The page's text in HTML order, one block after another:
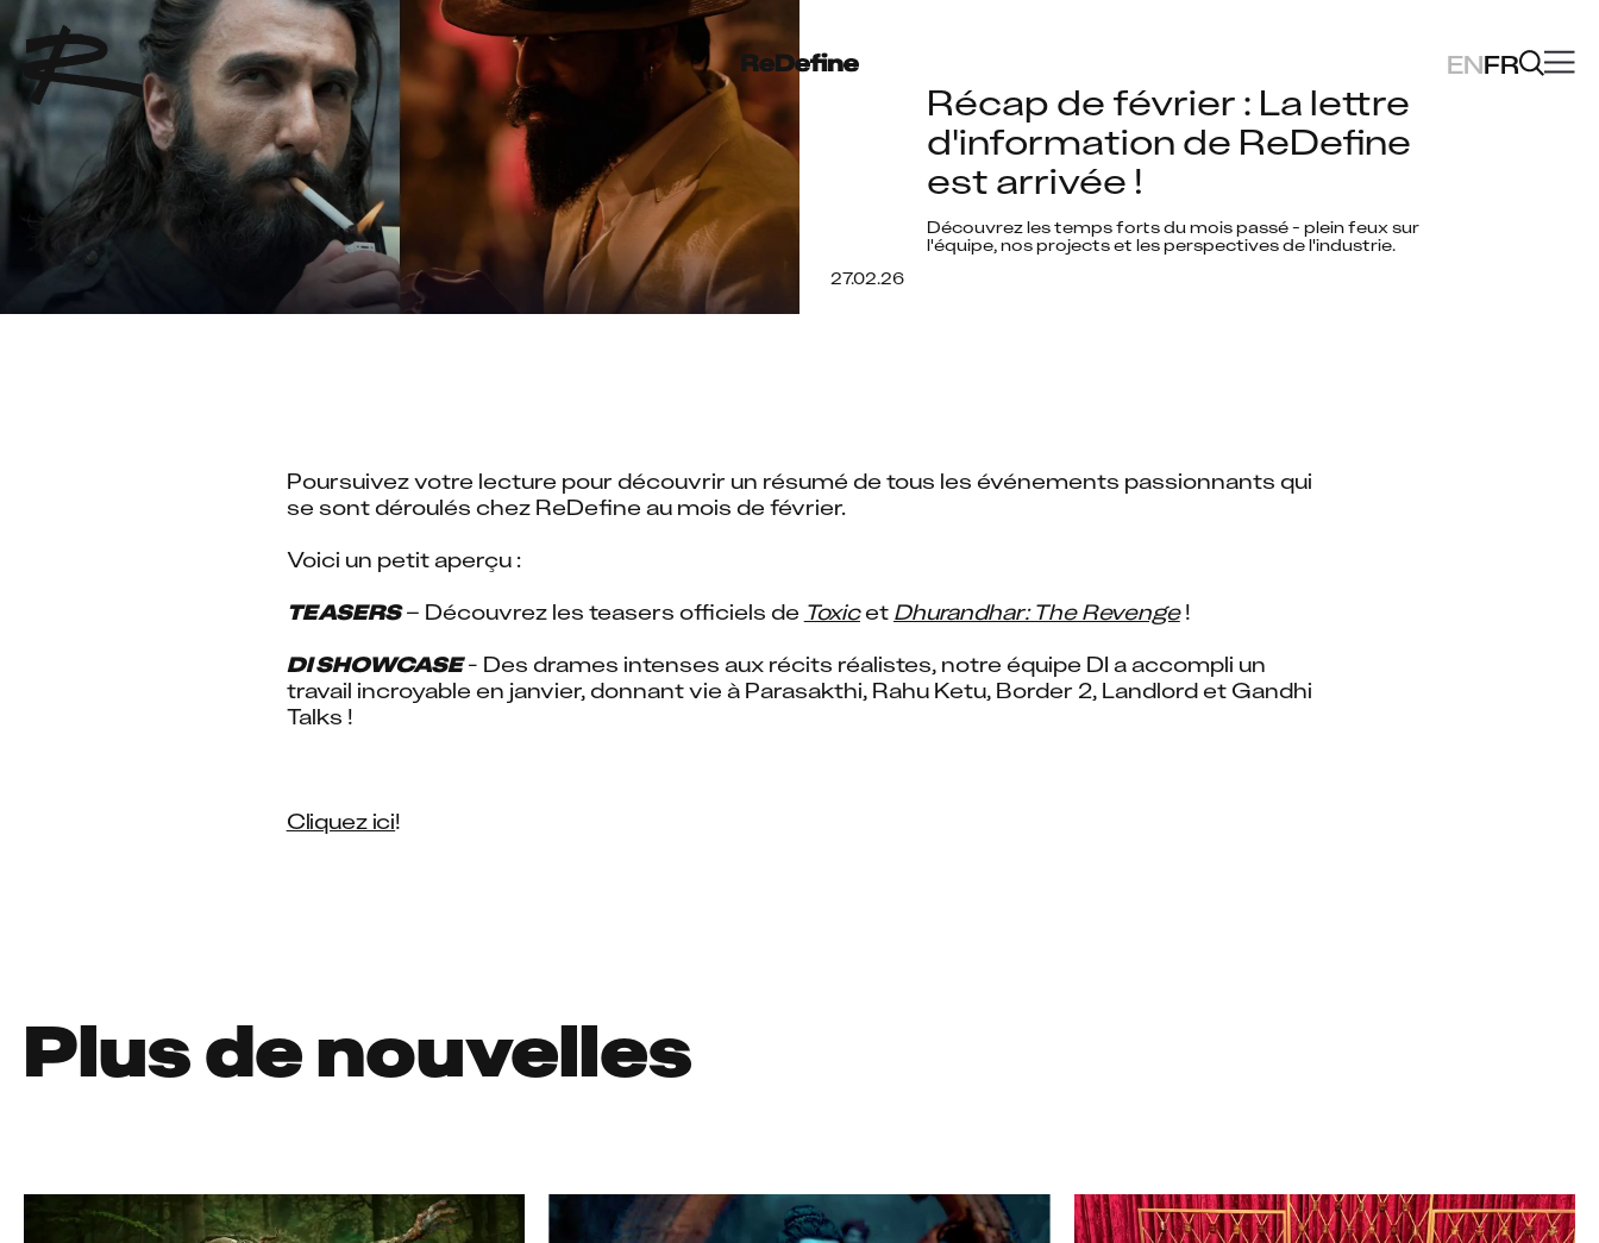
ENFR
27.02.26
Récap de février : La lettre
d'information de ReDefine
est arrivée !
Découvrez les temps forts du mois passé - plein feux sur
l'équipe, nos projects et les perspectives de l'industrie.
Poursuivez votre lecture pour découvrir un résumé de tous les événements passionnants qui
se sont déroulés chez ReDefine au mois de février.
Voici un petit aperçu :
TEASERS – Découvrez les teasers officiels de Toxic et Dhurandhar: The Revenge !
DI SHOWCASE - Des drames intenses aux récits réalistes, notre équipe DI a accompli un
travail incroyable en janvier, donnant vie à Parasakthi, Rahu Ketu, Border 2, Landlord et Gandhi
Talks !
Cliquez ici!
Plus de nouvelles